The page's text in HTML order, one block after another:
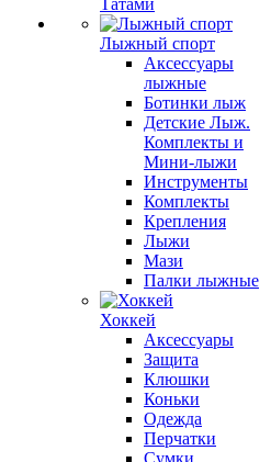
Татами
Лыжный спорт
Аксессуары
лыжные
Ботинки лыж
Детские Лыж.
Комплекты и
Мини-лыжи
Инструменты
Комплекты
Крепления
Лыжи
Мази
Палки лыжные
Хоккей
Аксессуары
Защита
Клюшки
Коньки
Одежда
Перчатки
Сумки